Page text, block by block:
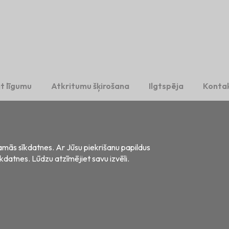
līgumu Atkritumu šķirošana Ilgtspēja
2121
sīkdatnes. Ar Jūsu piekrišanu papildus
Lūdzu atzīmējiet savu izvēli.